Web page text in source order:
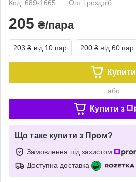
Код: 689-1665
Опт і роздріб
205 ₴/пара
203 ₴ від 10 пар 200 ₴ від 60 пар
Купити
або
Купити з
Що таке купити з Пром?
Замовлення під захистом
Доступна доставка